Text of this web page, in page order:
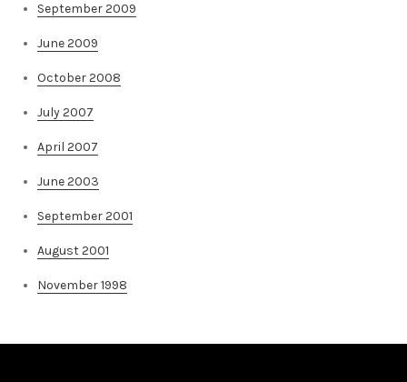
September 2009
June 2009
October 2008
July 2007
April 2007
June 2003
September 2001
August 2001
November 1998